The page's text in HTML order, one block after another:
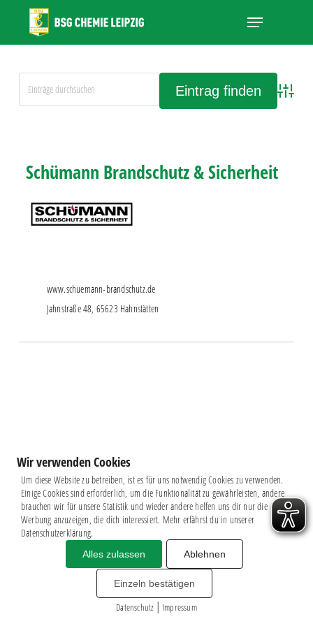
main
Menu
Schümann Brandschutz & Sicherheit
www.schuemann-brandschutz.de
Jahnstraße 48, 65623 Hahnstätten
Impressum|Datenschutz
BSG CHEMIE LEIPZIG © 2026
MITGLIEDERZAHL: 2.816
webdesign by3W
Close
Wir verwenden Cookies
Um diese Website zu betreiben, ist es für uns notwendig Cookies zu verwenden.
Einige Cookies sind erforderlich, um die Funktionalität zu gewährleisten, andere
brauchen wir für unsere Statistik und wieder andere helfen uns dir nur die
Werbung anzuzeigen, die dich interessiert. Mehr erfährst du in unserer
Datenschutzerklärung.
Alles zulassen Ablehnen
Einzeln bestätigen
Datenschutz | Impressum